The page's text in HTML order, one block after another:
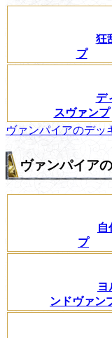
狂
プ
デ
スヴァンプ
ヴァンパイアのデッ
ヴァンパイア
自
プ
ヨ
ンドヴァン